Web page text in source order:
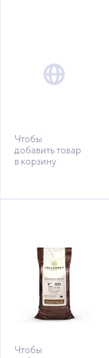
Чтобы
добавить товар
в корзину
Чтобы